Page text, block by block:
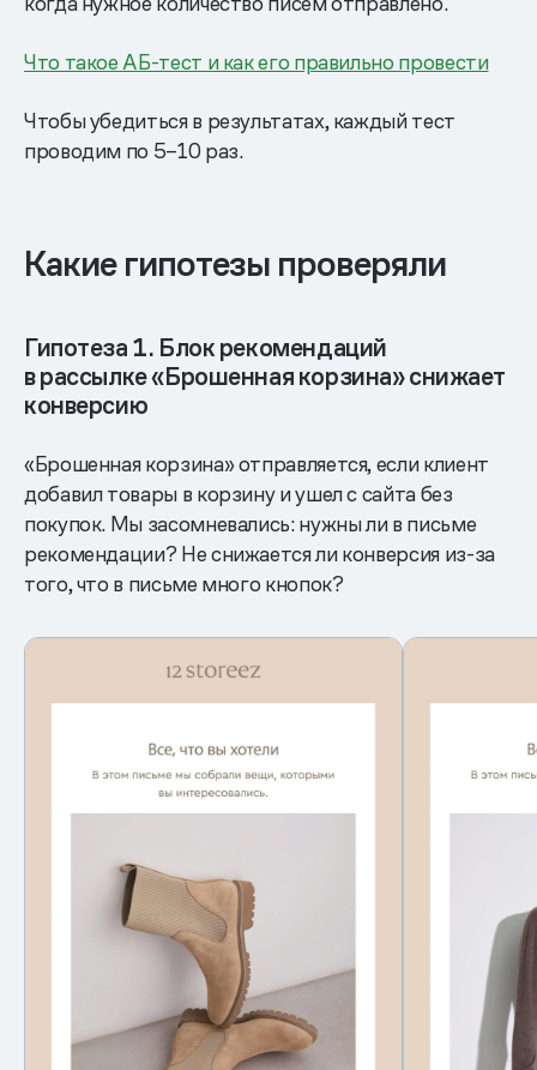
Что такое АБ-тест и как его правильно провести
Чтобы убедиться в результатах, каждый тест
проводим по 5–10 раз.
Какие гипотезы проверяли
Гипотеза 1. Блок рекомендаций
в рассылке «Брошенная корзина» снижает
конверсию
«Брошенная корзина» отправляется, если клиент
добавил товары в корзину и ушел с сайта без
покупок. Мы засомневались: нужны ли в письме
рекомендации? Не снижается ли конверсия из-за
того, что в письме много кнопок?